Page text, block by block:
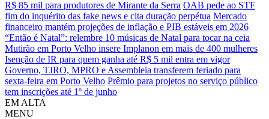
R$ 85 mil para produtores de Mirante da Serra OAB pede ao STF
fim do inquérito das fake news e cita duração perpétua Mercado
financeiro mantém projeções de inflação e PIB estáveis em 2026
“Então é Natal”: relembre 10 músicas de Natal para tocar na ceia
Mutirão em Porto Velho insere Implanon em mais de 400 mulheres
Isenção de IR para quem ganha até R$ 5 mil entra em vigor
Governo, TJRO, MPRO e Assembleia transferem feriado para
sexta-feira em Porto Velho Prêmio para projetos no serviço público
tem inscrições até 1º de junho
EM ALTA
MENU